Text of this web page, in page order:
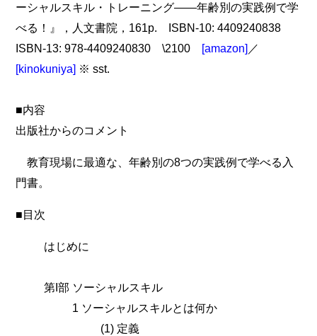
ーシャルスキル・トレーニング――年齢別の実践例で学
べる！』，人文書院，161p. ISBN-10: 4409240838
ISBN-13: 978-4409240830 \2100 [amazon] ／
[kinokuniya] ※ sst.
■内容
出版社からのコメント
教育現場に最適な、年齢別の8つの実践例で学べる入
門書。
■目次
はじめに
第I部 ソーシャルスキル
1 ソーシャルスキルとは何か
(1) 定義